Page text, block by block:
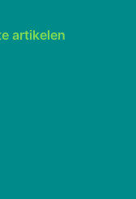
artikelen